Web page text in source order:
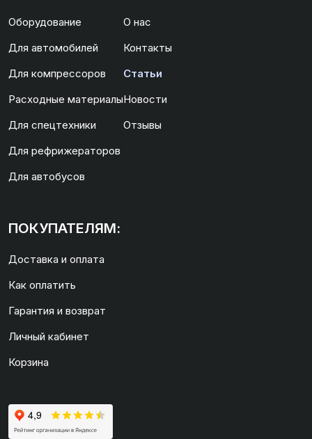
Оборудование
Для автомобилей
Для компрессоров
Расходные материалы
Для спецтехники
Для рефрижераторов
Для автобусов
О нас
Контакты
Статьи
Новости
Отзывы
ПОКУПАТЕЛЯМ:
Доставка и оплата
Как оплатить
Гарантия и возврат
Личный кабинет
Корзина